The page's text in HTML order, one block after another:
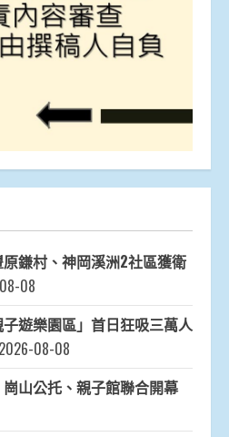
鎌村、神岡溪洲2社區獲衛
08
遊樂園區」首日狂吸三萬人
2026-08-08
山公托、親子館聯合開幕